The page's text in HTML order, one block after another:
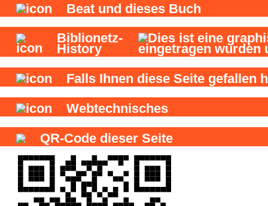
Beat und dieses Buch
Biblionetz-
History
Falls Ihnen diese Seite gefallen
Webtechnisches
QR-Code dieser Seite